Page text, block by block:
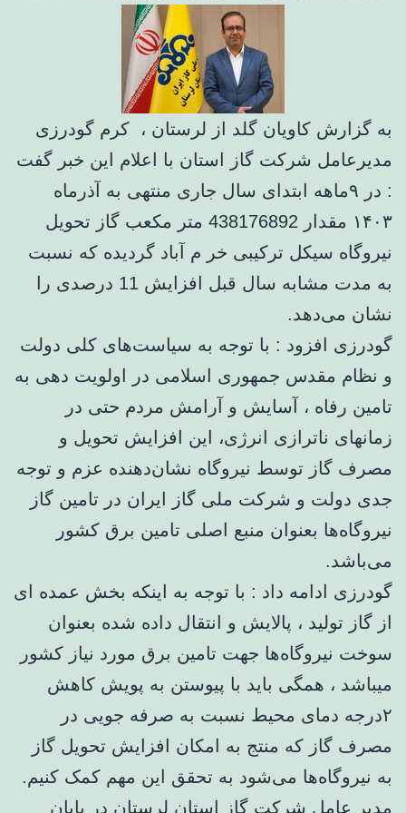
به گزارش کاویان گلد از لرستان ، کرم گودرزی
مدیرعامل شرکت گاز استان با اعلام این خبر گفت
: در ۹ماهه ابتدای سال جاری منتهی به آذرماه
۱۴۰۳ مقدار 438176892 متر مکعب گاز تحویل
نیروگاه سیکل ترکیبی خر م آباد گردیده که نسبت
به مدت مشابه سال قبل افزایش 11 درصدی را
نشان می‌دهد.
گودرزی افزود : با توجه به سیاست‌های کلی دولت
و نظام مقدس جمهوری اسلامی در اولویت دهی به
تامین رفاه ، آسایش و آرامش مردم حتی در
زمانهای ناترازی انرژی، این افزایش تحویل و
مصرف گاز توسط نیروگاه نشان‌دهنده عزم و توجه
جدی دولت و شرکت ملی گاز ایران در تامین گاز
نیروگاه‌ها بعنوان منبع اصلی تامین برق کشور
می‌باشد.
گودرزی ادامه داد : با توجه به اینکه بخش عمده ای
از گاز تولید ، پالایش و انتقال داده شده بعنوان
سوخت نیروگاه‌ها جهت تامین برق مورد نیاز کشور
میباشد ، همگی باید با پیوستن به پویش کاهش
۲درجه دمای محیط نسبت به صرفه جویی در
مصرف گاز که منتج به امکان افزایش تحویل گاز
به نیروگاه‌ها می‌شود به تحقق این مهم کمک کنیم.
مدیر عامل شرکت گاز استان لرستان در پایان